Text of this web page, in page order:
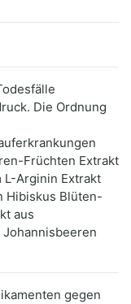
Die Ordnung
Früchten Extrakt
Arginin Extrakt
Hibiskus Blüten-
aus
gegen